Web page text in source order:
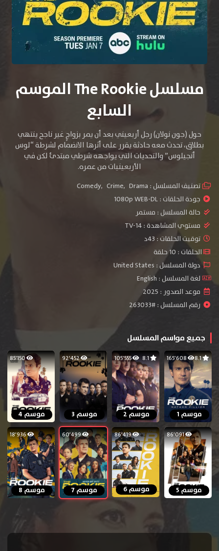
مسلسل The Rookie الموسم
السابع
حول (جون نولان) رجل أربعيني بعد أن يمر بزواجٍ غير ناجح ينتهي
بطلاق، تحدث معه حادثة يقرر على أثرها الانضمام لشرطة “لوس
أنجيلوس” والتحديات التي يواجهه شرطي مبتدئ لكن في
الأربعينيات من عمره.
تصنيف المسلسل : Comedy, Crime, Drama
جودة الحلقات :1080p WEB-DL
حالة المسلسل : مستمر
مستوي المشاهدة :TV-14
توقيت الحلقات : 43د
الحلقات : 10 حلقة
دولة المسلسل : United States
لغة المسلسل : English
موعد الصدور : 2025
رقم المسلسل : #263033
جميع مواسم المسلسل
8.1
موسم 1
8.1 105٬555
موسم 2
92٬452
موسم 3
85٬150
موسم 4
86٬091
موسم 5
86٬419
موسم 6
60٬499
موسم 7
18٬936
موسم 8